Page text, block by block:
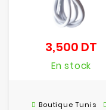
3,500 DT
En stock
Boutique Tunis